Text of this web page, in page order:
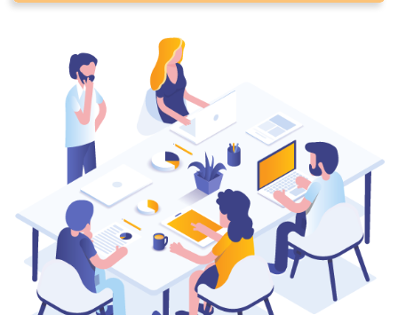
与，利用抖 音独有的传播路径驱动用户行为，快速 孵化爆款。